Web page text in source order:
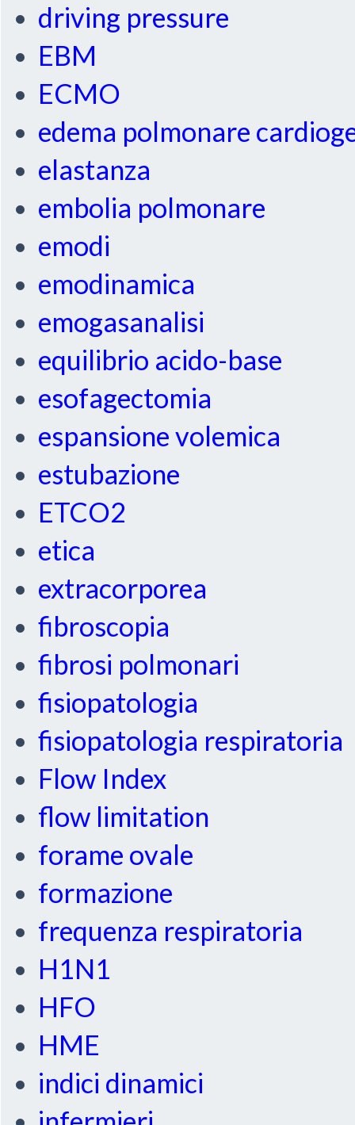
driving pressure
EBM
ECMO
edema polmonare
elastanza
embolia polmonare
emodi
emodinamica
emogasanalisi
equilibrio acido-base
esofagectomia
espansione volemica
estubazione
ETCO2
etica
extracorporea
fibroscopia
fibrosi polmonari
fisiopatologia
fisiopatologia respiratoria
Flow Index
flow limitation
forame ovale
formazione
frequenza respiratoria
H1N1
HFO
HME
indici dinamici